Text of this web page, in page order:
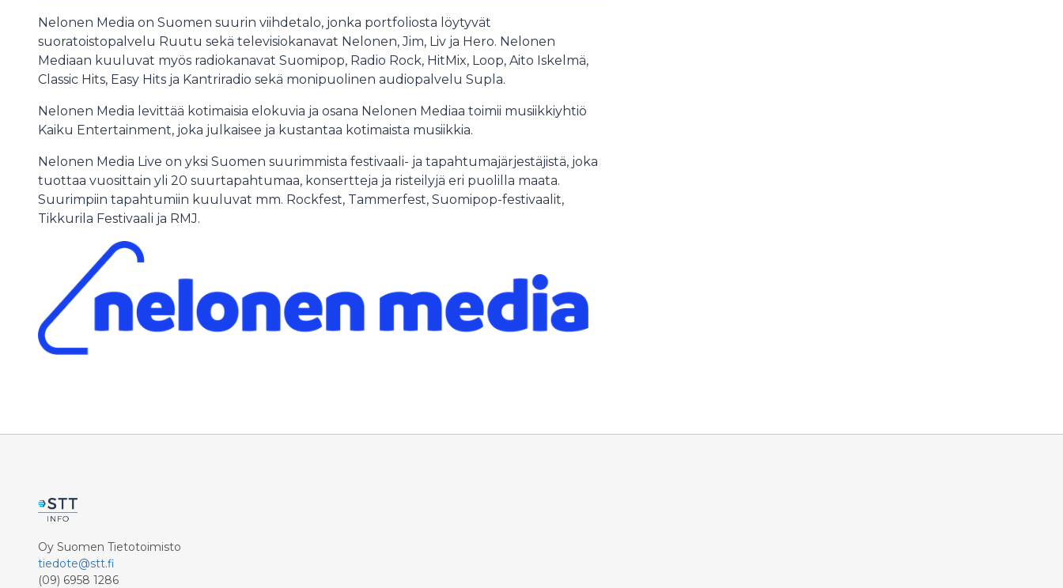
Nelonen Media on Suomen suurin viihdetalo, jonka portfoliosta löytyvät
suoratoistopalvelu Ruutu sekä televisiokanavat Nelonen, Jim, Liv ja Hero. Nelonen
Mediaan kuuluvat myös radiokanavat Suomipop, Radio Rock, HitMix, Loop, Aito Iskelmä,
Classic Hits, Easy Hits ja Kantriradio sekä monipuolinen audiopalvelu Supla.
Nelonen Media levittää kotimaisia elokuvia ja osana Nelonen Mediaa toimii musiikkiyhtiö
Kaiku Entertainment, joka julkaisee ja kustantaa kotimaista musiikkia.
Nelonen Media Live on yksi Suomen suurimmista festivaali- ja tapahtumajärjestäjistä, joka
tuottaa vuosittain yli 20 suurtapahtumaa, konsertteja ja risteilyjä eri puolilla maata.
Suurimpiin tapahtumiin kuuluvat mm. Rockfest, Tammerfest, Suomipop-festivaalit,
Tikkurila Festivaali ja RMJ.
Oy Suomen Tietotoimisto
tiedote@stt.fi
(09) 6958 1286